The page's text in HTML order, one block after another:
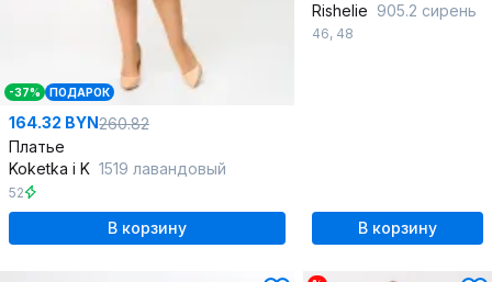
-37% ПОДАРОК
164.32 BYN260.82
Платье
Koketka i K 1519 лавандовый
52
В корзину
Rishelie 905.2 сирень
46, 48
В корзину